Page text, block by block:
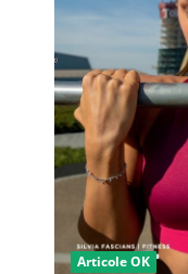
Articole OK